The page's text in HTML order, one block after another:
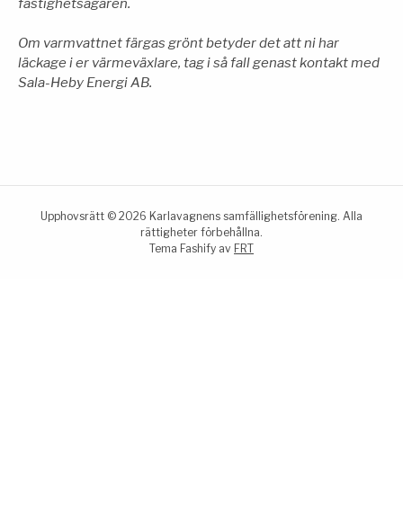
fastighetsägaren.
Om varmvattnet färgas grönt betyder det att ni har
läckage i er värmeväxlare, tag i så fall genast kontakt med
Sala-Heby Energi AB.
Upphovsrätt © 2026 Karlavagnens samfällighetsförening. Alla
rättigheter förbehållna.
Tema Fashify av FRT